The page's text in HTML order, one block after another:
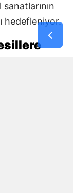
hedefleniyor.